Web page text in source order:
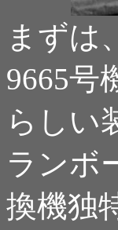
まずは
9665号
らしい
ランボ
換機独